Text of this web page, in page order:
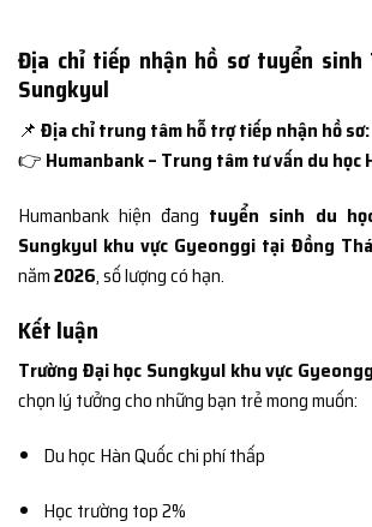
Địa chỉ tiếp nhận hồ sơ tuyển sinh
Sungkyul
📌 Địa chỉ trung tâm hỗ trợ tiếp nhận hồ sơ:
👉 Humanbank – Trung tâm tư vấn du học
Humanbank hiện đang tuyển sinh du
Sungkyul khu vực Gyeonggi tại Đồng
năm2026, số lượng có hạn.
Kết luận
Trường Đại học Sungkyul khu vực
chọn lý tưởng cho những bạn trẻ mong muốn:
Du học Hàn Quốc chi phí thấp
Học trường top 2%